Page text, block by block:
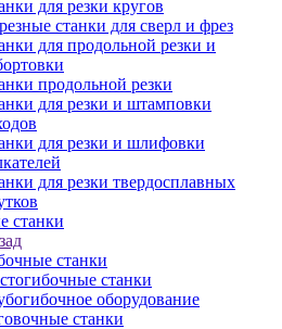
для резки кругов
станки для сверл и фрез
для продольной резки и
продольной резки
для резки и штамповки
для резки и шлифовки
для резки твердосплавных
станки
станки
станки
оборудование
станки